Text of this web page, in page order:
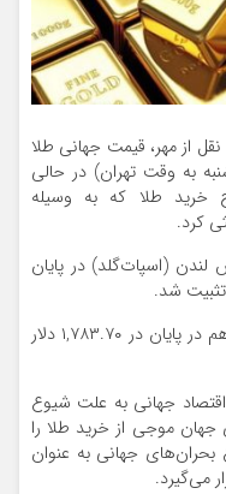
نقل از مهر، قیمت جهانی طلا
به وقت تهران) در حالی
خرید طلا که به وسیله
کرد.
(اسپات‌گلد) در پایان
قیمت پیش‌خرید هر اونس طلای آمریکا هم در پایان در ۱,۷۸۳.۷۰ دلار
جهانی به علت شیوع
جهان موجی از خرید طلا را
جهانی به عنوان
می‌گیرد.